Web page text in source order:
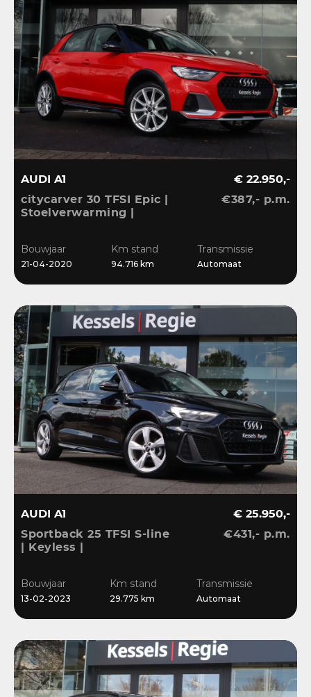
AUDI A1
citycarver 30 TFSI Epic |
Stoelverwarming |
Navi
€ 22.950,-
€387,- p.m.
Bouwjaar
21-04-2020
Km stand
94.716 km
Transmissie
Automaat
AUDI A1
Sportback 25 TFSI S-line
| Keyless |
| Navi
€ 25.950,-
€431,- p.m.
Bouwjaar
13-02-2023
Km stand
29.775 km
Transmissie
Automaat